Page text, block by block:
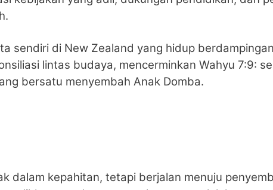
sendiri di New Zealand yang hidup
lintas budaya, mencerminkan Wahyu 7:9:
bersatu menyembah Anak Domba.
dalam kepahitan, tetapi berjalan menuju